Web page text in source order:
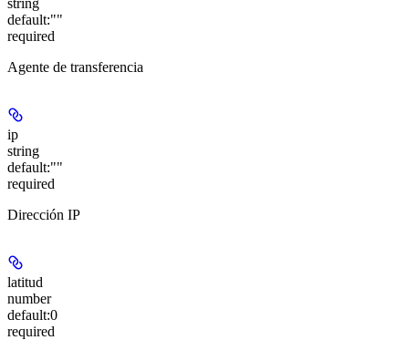
default:""
required
Agente de transferencia
ip
string
default:""
required
Dirección IP
latitud
number
default:0
required